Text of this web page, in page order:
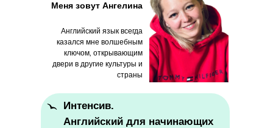
Интенсив.
Английский для начинающих
Меня зовут Ангелина
Английский язык всегда
казался мне волшебным
ключом, открывающим
двери в другие культуры и
страны